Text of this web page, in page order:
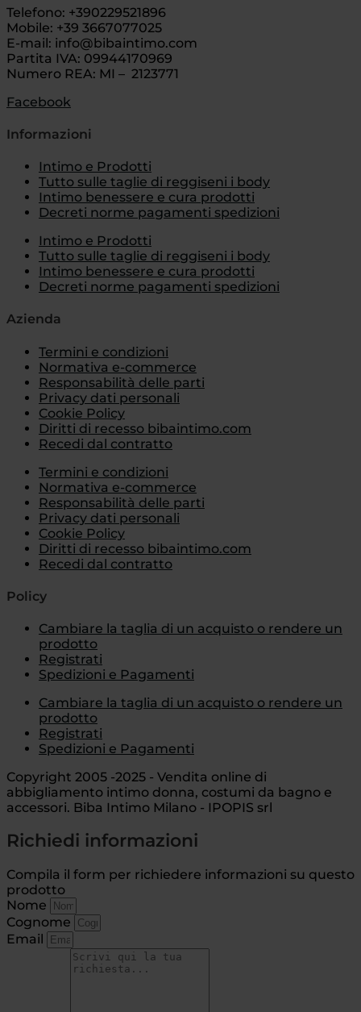
Telefono: +390229521896
Mobile: +39 3667077025
E-mail: info@bibaintimo.com
Partita IVA: 09944170969
Numero REA: MI – 2123771
Facebook
Informazioni
Intimo e Prodotti
Tutto sulle taglie di reggiseni i body
Intimo benessere e cura prodotti
Decreti norme pagamenti spedizioni
Intimo e Prodotti
Tutto sulle taglie di reggiseni i body
Intimo benessere e cura prodotti
Decreti norme pagamenti spedizioni
Azienda
Termini e condizioni
Normativa e-commerce
Responsabilità delle parti
Privacy dati personali
Cookie Policy
Diritti di recesso bibaintimo.com
Recedi dal contratto
Termini e condizioni
Normativa e-commerce
Responsabilità delle parti
Privacy dati personali
Cookie Policy
Diritti di recesso bibaintimo.com
Recedi dal contratto
Policy
Cambiare la taglia di un acquisto o rendere un
prodotto
Registrati
Spedizioni e Pagamenti
Cambiare la taglia di un acquisto o rendere un
prodotto
Registrati
Spedizioni e Pagamenti
Copyright 2005 -2025 - Vendita online di
abbigliamento intimo donna, costumi da bagno e
accessori. Biba Intimo Milano - IPOPIS srl
Richiedi informazioni
Compila il form per richiedere informazioni su questo
prodotto
Nome
Cognome
Email